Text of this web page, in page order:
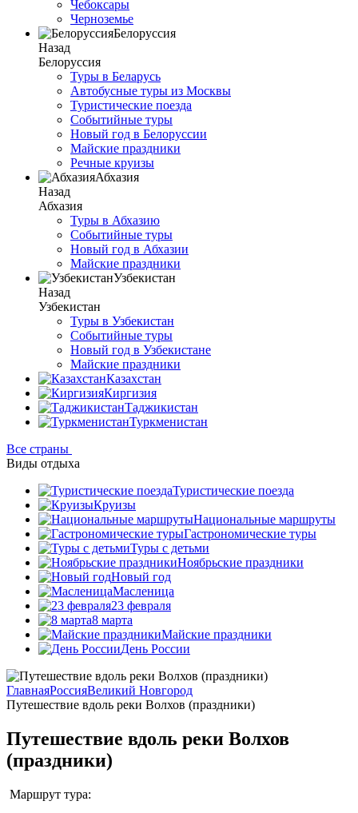
Чебоксары
Черноземье
Белоруссия
Назад
Белоруссия
Туры в Беларусь
Автобусные туры из Москвы
Туристические поезда
Событийные туры
Новый год в Белоруссии
Майские праздники
Речные круизы
Абхазия
Назад
Абхазия
Туры в Абхазию
Событийные туры
Новый год в Абхазии
Майские праздники
Узбекистан
Назад
Узбекистан
Туры в Узбекистан
Событийные туры
Новый год в Узбекистане
Майские праздники
Казахстан
Киргизия
Таджикистан
Туркменистан
Все страны
Виды отдыха
Туристические поезда
Круизы
Национальные маршруты
Гастрономические туры
Туры с детьми
Ноябрьские праздники
Новый год
Масленица
23 февраля
8 марта
Майские праздники
День России
ГлавнаяРоссияВеликий Новгород
Путешествие вдоль реки Волхов (праздники)
Путешествие вдоль реки Волхов
(праздники)
Маршрут тура: